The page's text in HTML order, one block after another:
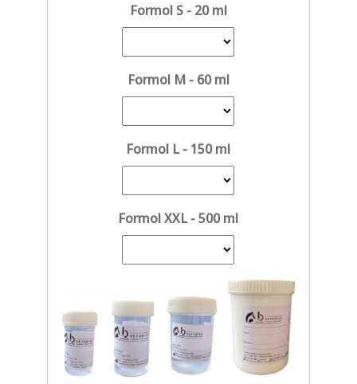
Formol S - 20 ml
Formol M - 60 ml
Formol L - 150 ml
Formol XXL - 500 ml